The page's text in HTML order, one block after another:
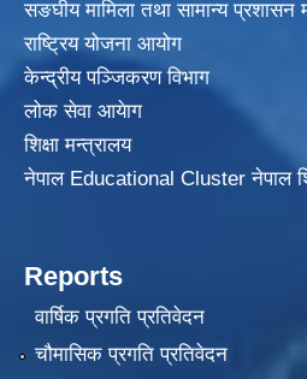
सङघीय मामिला तथा सामान्य प्रशासन
राष्ट्रिय योजना आयोग
केन्द्रीय पञ्जिकरण विभाग
लोक सेवा आयेाग
शिक्षा मन्त्रालय
नेपाल Educational Cluster नेपाल
Reports
वार्षिक प्रगति प्रतिवेदन
चौमासिक प्रगति प्रतिवेदन